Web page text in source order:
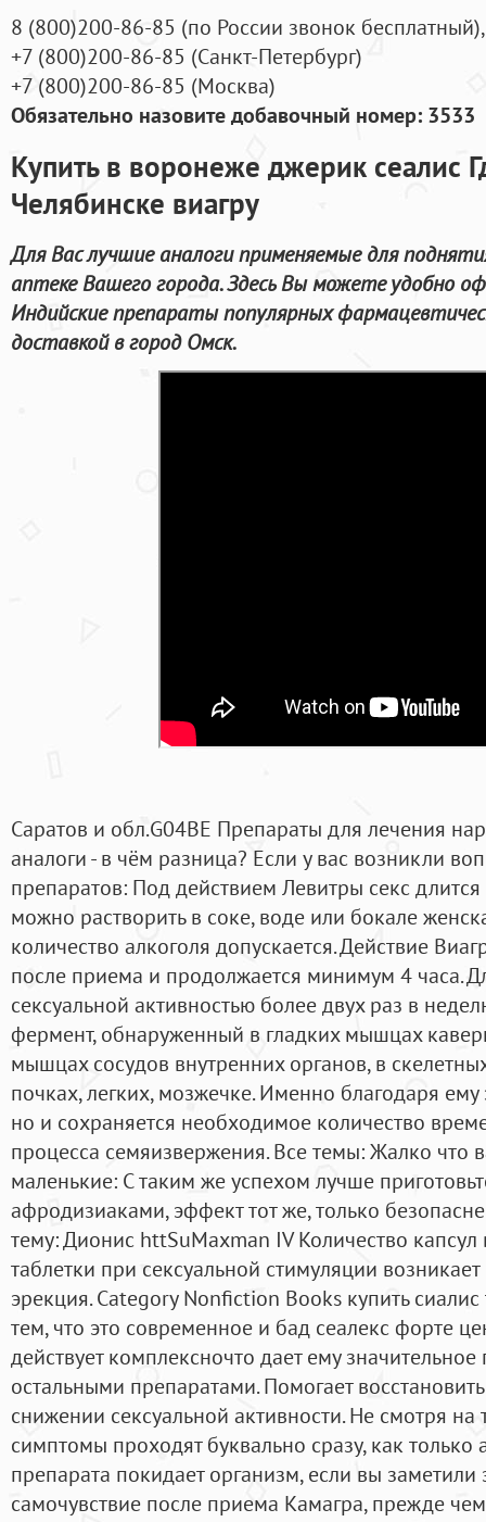
8 (800)200-86-85 (по России звонок бесплатный),
+7 (800)200-86-85 (Санкт-Петербург)
+7 (800)200-86-85 (Москва)
Обязательно назовите добавочный номер: 3533
Купить в воронеже джерик сеалис
Челябинске виагру
Для Вас лучшие аналоги применяемые для
аптеке Вашего города. Здесь Вы можете удобно
Индийские препараты популярных
доставкой в город Омск.
Саратов и обл.G04BE Препараты для лечения
аналоги - в чём разница? Если у вас возникли
препаратов: Под действием Левитры секс
можно растворить в соке, воде или бокале
количество алкоголя допускается. Действие
после приема и продолжается минимум 4 часа.
сексуальной активностью более двух раз в
фермент, обнаруженный в гладких мышцах
мышцах сосудов внутренних органов, в
почках, легких, мозжечке. Именно благодаря ему
но и сохраняется необходимое количество
процесса семяизвержения. Все темы: Жалко что
маленькие: С таким же успехом лучше
афродизиаками, эффект тот же, только
тему: Дионис httSuMaxman IV Количество
таблетки при сексуальной стимуляции
эрекция. Category Nonfiction Books купить
тем, что это современное и бад сеалекс форте
действует комплексночто дает ему
остальными препаратами. Помогает
снижении сексуальной активности. Не смотря на
симптомы проходят буквально сразу, как
препарата покидает организм, если вы
самочувствие после приема Камагра, прежде